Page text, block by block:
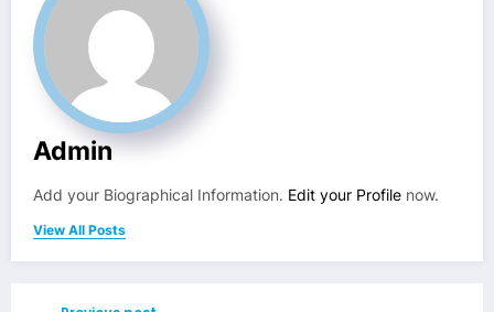
Admin
Add your Biographical Information. Edit your Profile now.
View All Posts